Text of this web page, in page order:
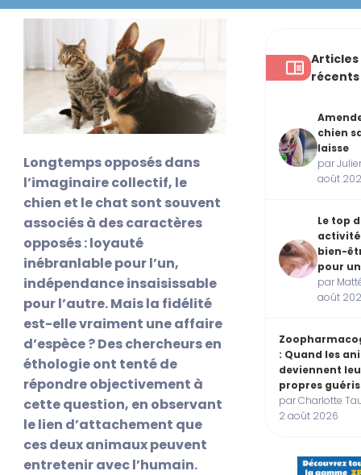
Longtemps opposés dans
l’imaginaire collectif, le
chien et le chat sont souvent
associés à des caractères
opposés : loyauté
inébranlable pour l’un,
indépendance insaisissable
pour l’autre. Mais la fidélité
est-elle vraiment une affaire
d’espèce ? Des chercheurs en
éthologie ont tenté de
répondre objectivement à
cette question, en observant
le lien d’attachement que
ces deux animaux peuvent
entretenir avec l’humain.
Articles
récents
chien
laisse
par
août
Le top
bien-
pour
par
août
: Quand les
deviennent
propres
par Charlotte
2 août 2026